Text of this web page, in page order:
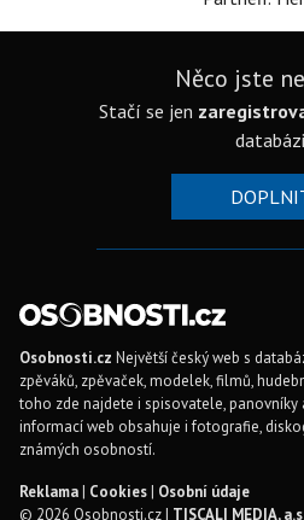
Něco jste
Stačí se jen
databázi
Osobnosti.cz Největší český web s
zpěváků, zpěvaček, modelek, filmů,
toho zde najdete i spisovatele, panovníky
informací web obsahuje i fotografie,
známých osobností.
Reklama| Cookies| Osobní údaje
© 2026 Osobnosti.cz | TISCALI MEDIA,